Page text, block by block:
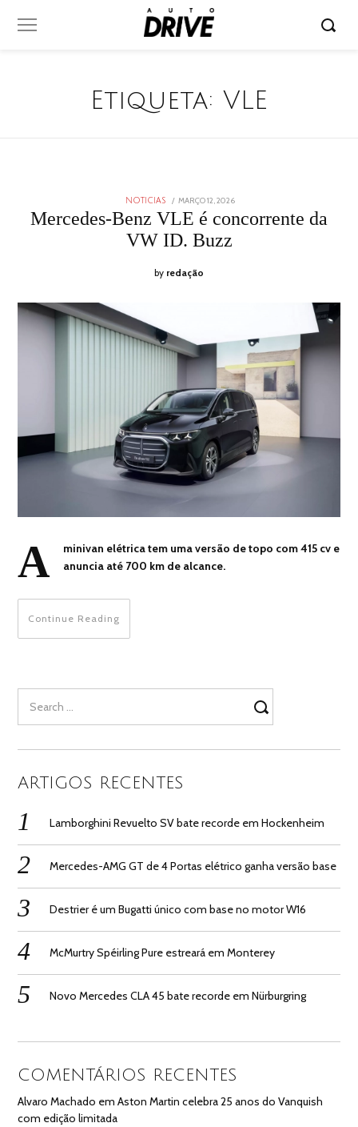
Etiqueta: VLE
NOTICIAS
POSTED
ON
MARÇO 12, 2026MARÇO
2026
Mercedes-Benz VLE é concorrente da
VW ID. Buzz
by redação
A
minivan elétrica tem uma versão de topo com 415 cv e
anuncia até 700 km de alcance.
Continue Reading
for:
ARTIGOS RECENTES
Lamborghini Revuelto SV bate recorde em Hockenheim
Mercedes-AMG GT de 4 Portas elétrico ganha versão base
Destrier é um Bugatti único com base no motor W16
McMurtry Spéirling Pure estreará em Monterey
Novo Mercedes CLA 45 bate recorde em Nürburgring
COMENTÁRIOS RECENTES
Alvaro Machado emAston Martin celebra 25 anos do Vanquish
com edição limitada